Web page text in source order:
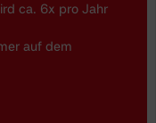
ca. 6x pro Jahr
auf dem